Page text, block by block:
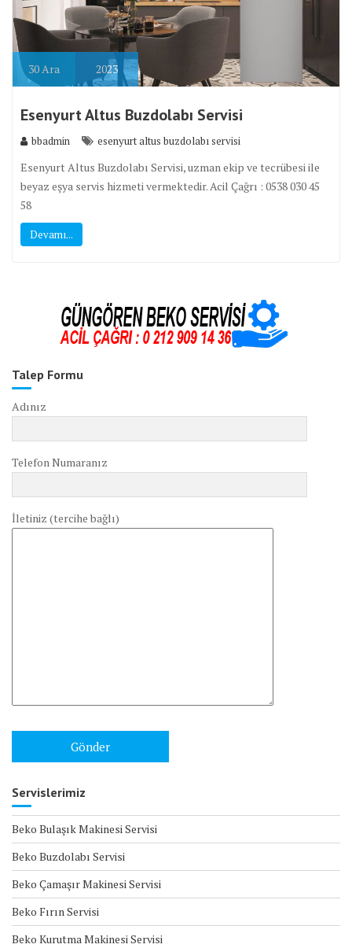
30Ara 2023
Esenyurt Altus Buzdolabı Servisi
bbadmin esenyurt altus buzdolabı servisi
Esenyurt Altus Buzdolabı Servisi, uzman ekip ve tecrübesi ile
beyaz eşya servis hizmeti vermektedir. Acil Çağrı : 0538 030 45
58
Devamı...
Talep Formu
Adınız
Telefon Numaranız
İletiniz (tercihe bağlı)
Servislerimiz
Beko Bulaşık Makinesi Servisi
Beko Buzdolabı Servisi
Beko Çamaşır Makinesi Servisi
Beko Fırın Servisi
Beko Kurutma Makinesi Servisi